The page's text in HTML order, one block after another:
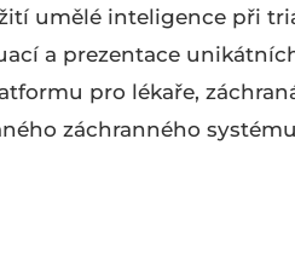
umělé inteligence při
a prezentace
pro lékaře,
záchranného